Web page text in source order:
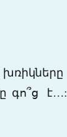
խռիկները
գո՞ց է…: